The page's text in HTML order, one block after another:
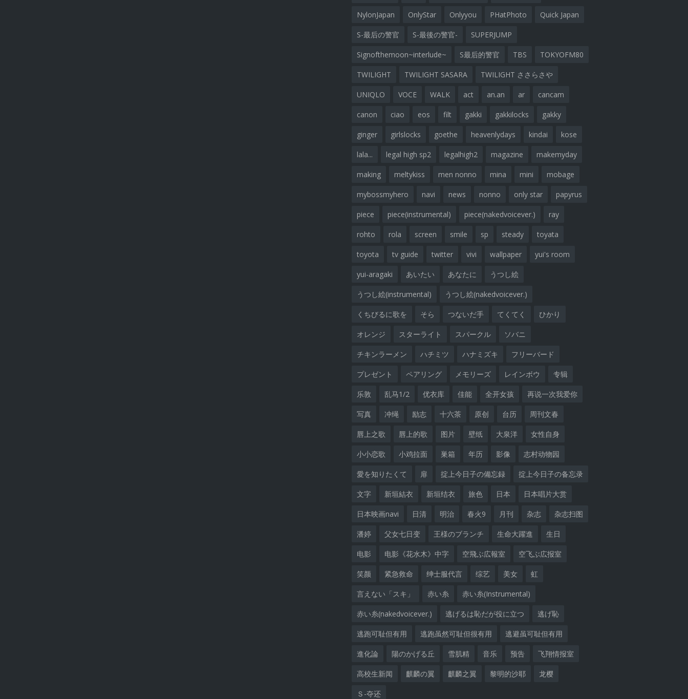
NylonJapan OnlyStar Onlyyou PHatPhoto Quick Japan
S-最后の警官 S-最後の警官- SUPERJUMP
Signofthemoon~interlude~ S最后的警官 TBS TOKYOFM80
TWILIGHT TWILIGHT SASARA TWILIGHT ささらさや
UNIQLO VOCE WALK act an.an ar cancam
canon ciao eos filt gakki gakkilocks gakky
ginger girlslocks goethe heavenlydays kindai kose
lala... legal high sp2 legalhigh2 magazine makemyday
making meltykiss men nonno mina mini mobage
mybossmyhero navi news nonno only star papyrus
piece piece(instrumental) piece(nakedvoicever.) ray
rohto rola screen smile sp steady toyata
toyota tv guide twitter vivi wallpaper yui's room
yui-aragaki あいたい あなたに うつし絵
うつし絵(instrumental) うつし絵(nakedvoicever.)
くちびるに歌を そら つないだ手 てくてく ひかり
オレンジ スターライト スパークル ソバニ
チキンラーメン ハチミツ ハナミズキ フリーバード
プレゼント ペアリング メモリーズ レインボウ 专辑
乐敦 乱马1/2 优衣库 佳能 全开女孩 再说一次我爱你
写真 冲绳 励志 十六茶 原创 台历 周刊文春
唇上之歌 唇上的歌 图片 壁纸 大泉洋 女性自身
小小恋歌 小鸡拉面 巣箱 年历 影像 志村动物园
愛を知りたくて 扉 掟上今日子の備忘録 掟上今日子の备忘录
文字 新垣結衣 新垣结衣 旅色 日本 日本唱片大赏
日本映画navi 日清 明治 春火9 月刊 杂志 杂志扫图
潘婷 父女七日变 王様のブランチ 生命大躍進 生日
电影 电影《花水木》中字 空飛ぶ広報室 空飞ぶ広报室
笑颜 紧急救命 绅士服代言 综艺 美女 虹
言えない「スキ」 赤い糸 赤い糸(Instrumental)
赤い糸(nakedvoicever.) 逃げるは恥だが役に立つ 逃げ恥
逃跑可耻但有用 逃跑虽然可耻但很有用 逃避虽可耻但有用
進化論 陽のかげる丘 雪肌精 音乐 预告 飞翔情报室
高校生新闻 麒麟の翼 麒麟之翼 黎明的沙耶 龙樱
Ｓ-夺还